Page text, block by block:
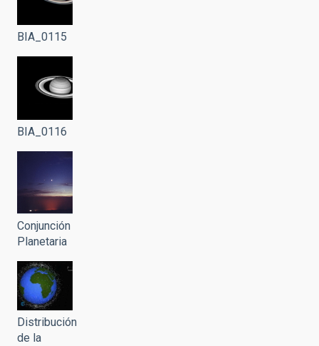
BIA_0115
BIA_0116
Conjunción
Planetaria
Distribución
de la